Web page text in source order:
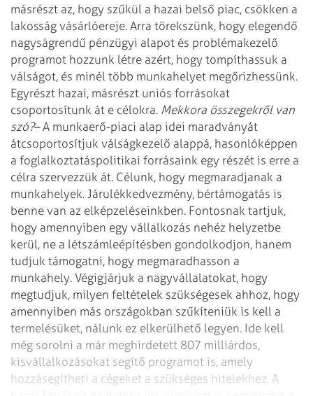
másrészt az, hogy szűkül a hazai belső piac, csökken a
lakosság vásárlóereje. Arra törekszünk, hogy elegendő
nagyságrendű pénzügyi alapot és problémakezelő
programot hozzunk létre azért, hogy tompíthassuk a
válságot, és minél több munkahelyet megőrizhessünk.
Egyrészt hazai, másrészt uniós forrásokat
csoportosítunk át e célokra. Mekkora összegekről van
szó?– A munkaerő-piaci alap idei maradványát
átcsoportosítjuk válságkezelő alappá, hasonlóképpen
a foglalkoztatáspolitikai forrásaink egy részét is erre a
célra szervezzük át. Célunk, hogy megmaradjanak a
munkahelyek. Járulékkedvezmény, bértámogatás is
benne van az elképzeléseinkben. Fontosnak tartjuk,
hogy amennyiben egy vállalkozás nehéz helyzetbe
kerül, ne a létszámleépítésben gondolkodjon, hanem
tudjuk támogatni, hogy megmaradhasson a
munkahely. Végigjárjuk a nagyvállalatokat, hogy
megtudjuk, milyen feltételek szükségesek ahhoz, hogy
amennyiben más országokban szűkíteniük is kell a
termelésüket, nálunk ez elkerülhető legyen. Ide kell
még sorolni a már meghirdetett 807 milliárdos,
kisvállalkozásokat segítő programot is, amely
hozzásegítheti a cégeket a szükséges hitelekhez. A